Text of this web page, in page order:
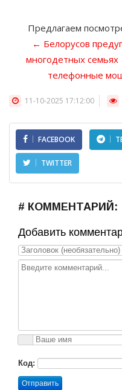
Предлагаем
← Белорусов
многодетных семьях
телефонные
11-10-2025 17:12:00
FACEBOOK
TWITTER
# КОММЕНТАРИЙ:
Добавить
Код:
Отправить